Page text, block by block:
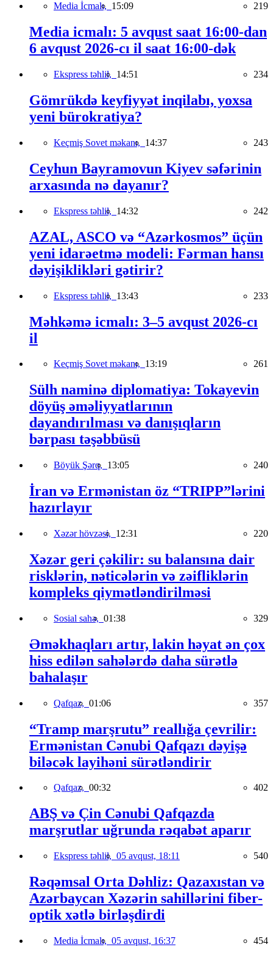
Media İcmalı, 15:09 219
Media icmalı: 5 avqust saat 16:00-dan
6 avqust 2026-cı il saat 16:00-dək
Ekspress təhlil, 14:51 234
Gömrükdə keyfiyyət inqilabı, yoxsa
yeni bürokratiya?
Keçmiş Sovet məkanı, 14:37 243
Ceyhun Bayramovun Kiyev səfərinin
arxasında nə dayanır?
Ekspress təhlil, 14:32 242
AZAL, ASCO və “Azərkosmos” üçün
yeni idarəetmə modeli: Fərman hansı
dəyişiklikləri gətirir?
Ekspress təhlil, 13:43 233
Məhkəmə icmalı: 3–5 avqust 2026-cı
il
Keçmiş Sovet məkanı, 13:19 261
Sülh naminə diplomatiya: Tokayevin
döyüş əməliyyatlarının
dayandırılması və danışıqların
bərpası təşəbbüsü
Böyük Şərq, 13:05 240
İran və Ermənistan öz “TRIPP”lərini
hazırlayır
Xəzər hövzəsi, 12:31 220
Xəzər geri çəkilir: su balansına dair
risklərin, nəticələrin və zəifliklərin
kompleks qiymətləndirilməsi
Sosial sahə, 01:38 329
Əməkhaqları artır, lakin həyat ən çox
hiss edilən sahələrdə daha sürətlə
bahalaşır
Qafqaz, 01:06 357
“Tramp marşrutu” reallığa çevrilir:
Ermənistan Cənubi Qafqazı dəyişə
biləcək layihəni sürətləndirir
Qafqaz, 00:32 402
ABŞ və Çin Cənubi Qafqazda
marşrutlar uğrunda rəqabət aparır
Ekspress təhlil, 05 avqust, 18:11 540
Rəqəmsal Orta Dəhliz: Qazaxıstan və
Azərbaycan Xəzərin sahillərini fiber-
optik xətlə birləşdirdi
Media İcmalı, 05 avqust, 16:37 454